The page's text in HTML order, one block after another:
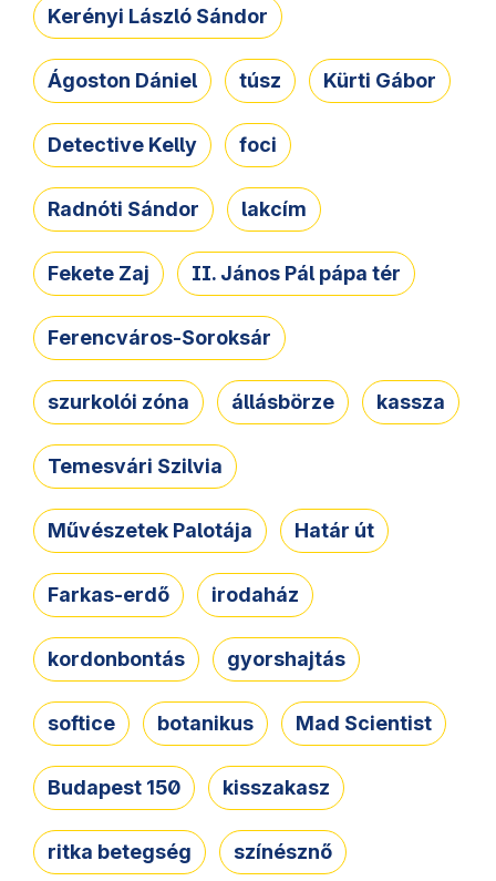
Kerényi László Sándor
Ágoston Dániel túsz Kürti Gábor
Detective Kelly foci
Radnóti Sándor lakcím
Fekete Zaj II. János Pál pápa tér
Ferencváros-Soroksár
szurkolói zóna állásbörze kassza
Temesvári Szilvia
Művészetek Palotája Határ út
Farkas-erdő irodaház
kordonbontás gyorshajtás
softice botanikus Mad Scientist
Budapest 150 kisszakasz
ritka betegség színésznő